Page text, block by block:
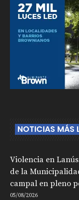
NOTICIAS MÁS
Violencia en
de la
campal en pleno
05/08/2026